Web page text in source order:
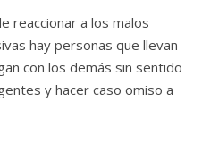
reaccionar a los malos
hay personas que llevan
con los demás sin sentido
y hacer caso omiso a